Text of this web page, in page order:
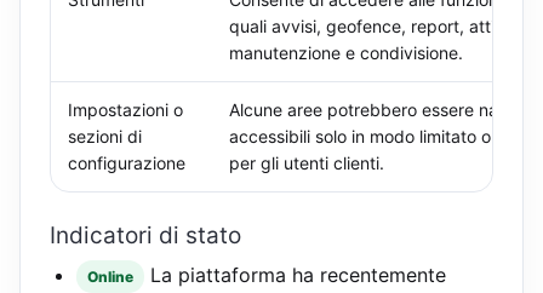
quali avvisi, geofence, report, attività,
manutenzione e condivisione.
Impostazioni o
sezioni di
configurazione
Alcune aree potrebbero essere
accessibili solo in modo limitato o in
per gli utenti clienti.
Indicatori di stato
Online
La piattaforma ha recentemente